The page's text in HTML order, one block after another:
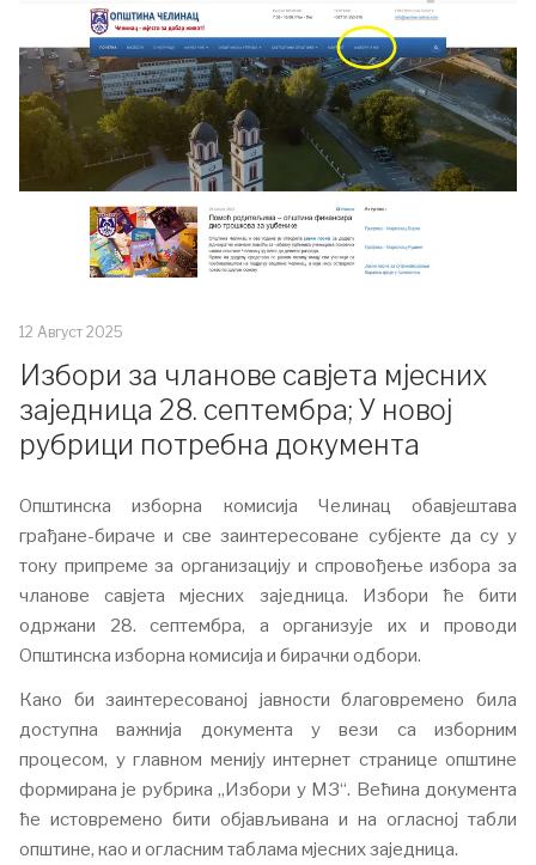
12 Август 2025
Избори за чланове савјета мјесних
заједница 28. септембра; У новој
рубрици потребна документа
Општинска изборна комисија Челинац обавјештава
грађане-бираче и све заинтересоване субјекте да су у
току припреме за организацију и спровођење избора за
чланове савјета мјесних заједница. Избори ће бити
одржани 28. септембра, а организује их и проводи
Општинска изборна комисија и бирачки одбори.
Како би заинтересованој јавности благовремено била
доступна важнија документа у вези са изборним
процесом, у главном менију интернет странице општине
формирана је рубрика „Избори у МЗ“. Већина документа
ће истовремено бити објављивана и на огласној табли
општине, као и огласним таблама мјесних заједница.